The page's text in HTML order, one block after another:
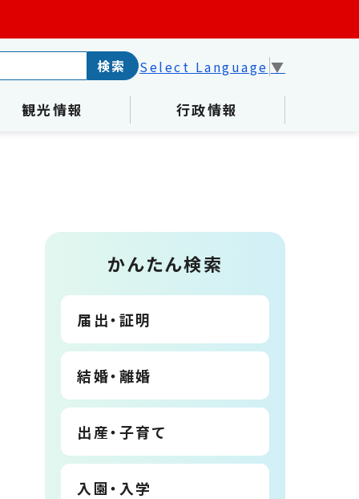
観光情報 行政情報
検索 Select Language ▼
かんたん検索
届出・証明
結婚・離婚
出産・子育て
入園・入学